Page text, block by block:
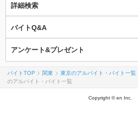
詳細検索
バイトQ&A
アンケート&プレゼント
バイトTOP 関東 東京のアルバイト・バイト一覧
のアルバイト・バイト一覧
Copyright © en Inc.